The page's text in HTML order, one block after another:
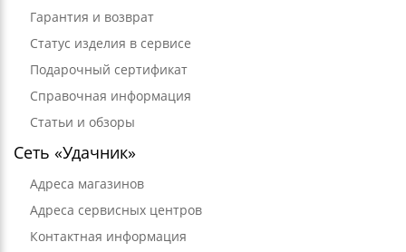
Гарантия и возврат
Статус изделия в сервисе
Подарочный сертификат
Справочная информация
Статьи и обзоры
Сеть «Удачник»
Адреса магазинов
Адреса сервисных центров
Контактная информация